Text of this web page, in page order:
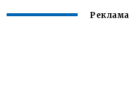
Реклама